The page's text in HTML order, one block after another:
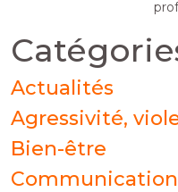
Actualités
Agressivité,
Bien-être
Communication